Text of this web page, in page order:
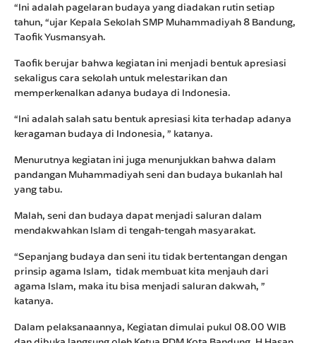
“Ini adalah pagelaran budaya yang diadakan rutin setiap
tahun, “ujar Kepala Sekolah SMP Muhammadiyah 8 Bandung,
Taofik Yusmansyah.
Taofik berujar bahwa kegiatan ini menjadi bentuk apresiasi
sekaligus cara sekolah untuk melestarikan dan
memperkenalkan adanya budaya di Indonesia.
“Ini adalah salah satu bentuk apresiasi kita terhadap adanya
keragaman budaya di Indonesia, ” katanya.
Menurutnya kegiatan ini juga menunjukkan bahwa dalam
pandangan Muhammadiyah seni dan budaya bukanlah hal
yang tabu.
Malah, seni dan budaya dapat menjadi saluran dalam
mendakwahkan Islam di tengah-tengah masyarakat.
“Sepanjang budaya dan seni itu tidak bertentangan dengan
prinsip agama Islam, tidak membuat kita menjauh dari
agama Islam, maka itu bisa menjadi saluran dakwah, ”
katanya.
Dalam pelaksanaannya, Kegiatan dimulai pukul 08.00 WIB